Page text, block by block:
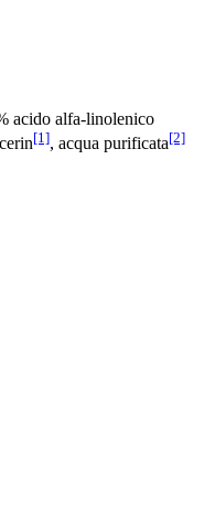
acido alfa-linolenico
[1], acqua purificata[2]